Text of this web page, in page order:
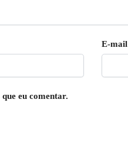
E-mail
eu comentar.